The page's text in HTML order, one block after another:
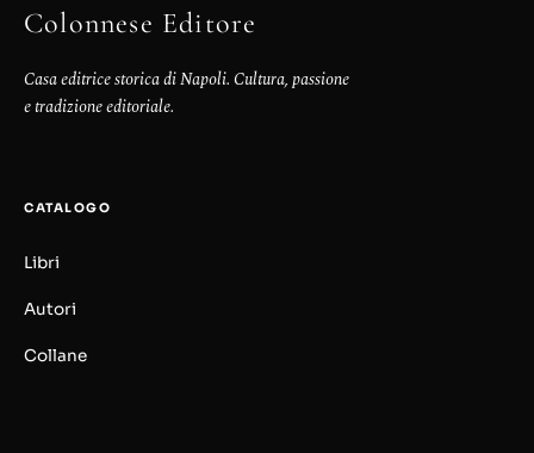
Colonnese Editore
Casa editrice storica di Napoli. Cultura, passione
e tradizione editoriale.
CATALOGO
Libri
Autori
Collane